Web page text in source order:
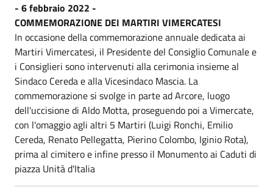
- 6 febbraio 2022 -
COMMEMORAZIONE DEI MARTIRI VIMERCATESI
In occasione della commemorazione annuale dedicata ai
Martiri Vimercatesi, il Presidente del Consiglio Comunale e
i Consiglieri sono intervenuti alla cerimonia insieme al
Sindaco Cereda e alla Vicesindaco Mascia. La
commemorazione si svolge in parte ad Arcore, luogo
dell'uccisione di Aldo Motta, proseguendo poi a Vimercate,
con l'omaggio agli altri 5 Martiri (Luigi Ronchi, Emilio
Cereda, Renato Pellegatta, Pierino Colombo, Iginio Rota),
prima al cimitero e infine presso il Monumento ai Caduti di
piazza Unità d'Italia